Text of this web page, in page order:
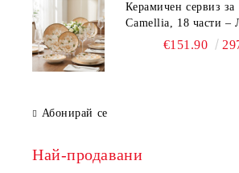
Керамичен сервиз за
Camellia, 18 части –
комплект чинии с
€151.90
Абонирай се
Най-продавани